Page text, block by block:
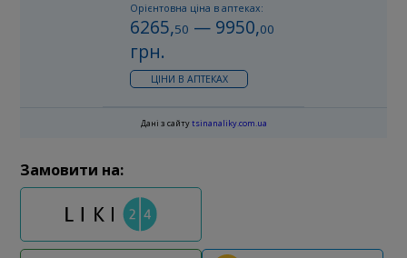
Орієнтовна ціна в аптеках:
6265,50 — 9950,00
грн.
ЦІНИ В АПТЕКАХ
Дані з сайтуtsinanaliky.com.ua
Замовити на: